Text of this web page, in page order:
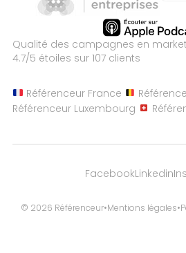
Qualité des campagnes en
4.7/5 étoiles sur 107 clients
Référenceur France
Référenceur Luxembourg
© 2026 Référenceur•Mentions légales•
FacebookLinkedin